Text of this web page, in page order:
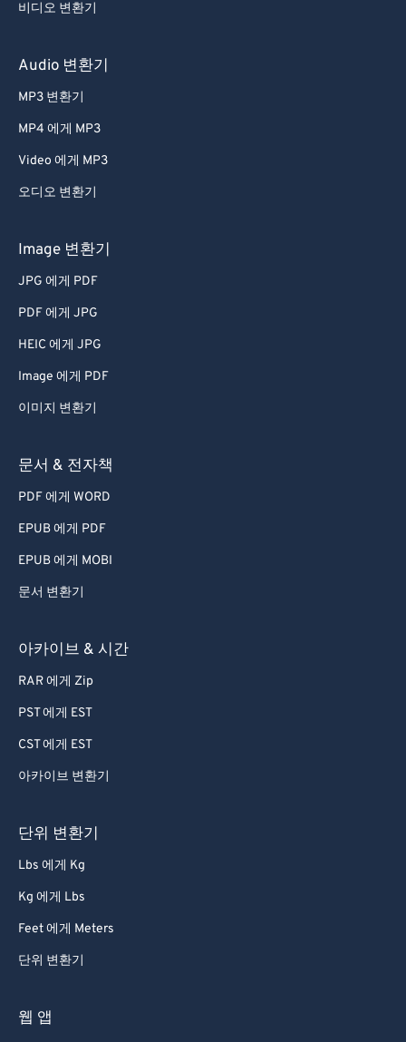
비디오 변환기
Audio 변환기
MP3 변환기
MP4 에게 MP3
Video 에게 MP3
오디오 변환기
Image 변환기
JPG 에게 PDF
PDF 에게 JPG
HEIC 에게 JPG
Image 에게 PDF
이미지 변환기
문서 & 전자책
PDF 에게 WORD
EPUB 에게 PDF
EPUB 에게 MOBI
문서 변환기
아카이브 & 시간
RAR 에게 Zip
PST 에게 EST
CST 에게 EST
아카이브 변환기
단위 변환기
Lbs 에게 Kg
Kg 에게 Lbs
Feet 에게 Meters
단위 변환기
웹 앱